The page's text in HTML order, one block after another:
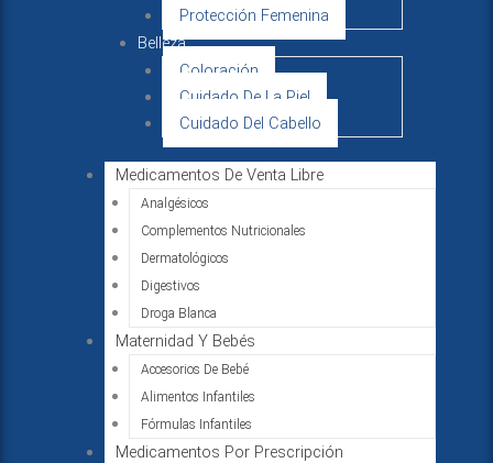
Protección Femenina
Belleza
Coloración
Cuidado De La Piel
Cuidado Del Cabello
Medicamentos De Venta Libre
Analgésicos
Complementos Nutricionales
Dermatológicos
Digestivos
Droga Blanca
Maternidad Y Bebés
Accesorios De Bebé
Alimentos Infantiles
Fórmulas Infantiles
Medicamentos Por Prescripción